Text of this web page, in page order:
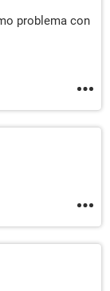
problema con